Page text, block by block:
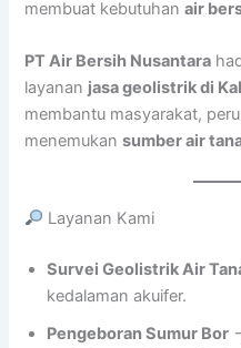
membuat kebutuhanair
PT Air Bersih Nusantara
layanan jasa geolistrik di
membantu masyarakat,
menemukansumber air
Layanan Kami
Survei Geolistrik Air
kedalaman akuifer.
Pengeboran Sumur Bor